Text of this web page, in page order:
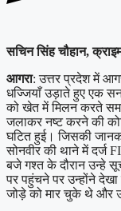
सचिन सिंह चौहान, क्राइम
आगरा: उत्तर प्रदेश में
धज्जियाँ उड़ाते हुए एक
को खेत में मिलन करते
जलाकर नष्ट करने की
घटित हुई। जिसकी
सोनवीर की थाने में दर्ज
बजे गश्त के दौरान उन्हे
पर पहुंचने पर उन्होंने
जोड़े को मार चुके थे और